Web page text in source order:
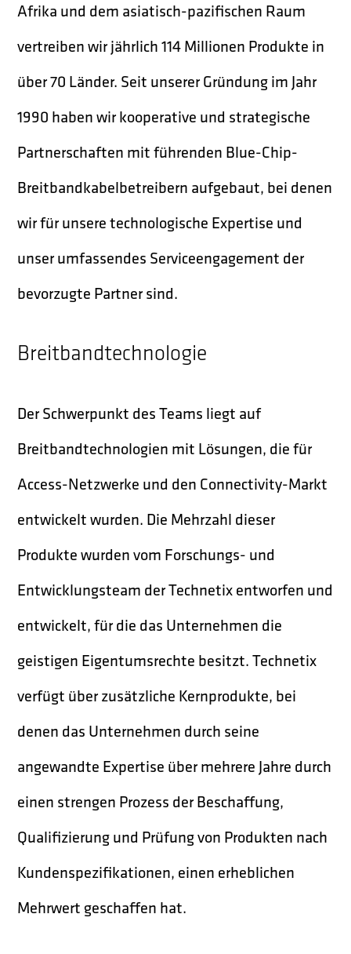
Afrika und dem asiatisch-pazifischen Raum
vertreiben wir jährlich 114 Millionen Produkte in
über 70 Länder. Seit unserer Gründung im Jahr
1990 haben wir kooperative und strategische
Partnerschaften mit führenden Blue-Chip-
Breitbandkabelbetreibern aufgebaut, bei denen
wir für unsere technologische Expertise und
unser umfassendes Serviceengagement der
bevorzugte Partner sind.
Breitbandtechnologie
Der Schwerpunkt des Teams liegt auf
Breitbandtechnologien mit Lösungen, die für
Access-Netzwerke und den Connectivity-Markt
entwickelt wurden. Die Mehrzahl dieser
Produkte wurden vom Forschungs- und
Entwicklungsteam der Technetix entworfen und
entwickelt, für die das Unternehmen die
geistigen Eigentumsrechte besitzt. Technetix
verfügt über zusätzliche Kernprodukte, bei
denen das Unternehmen durch seine
angewandte Expertise über mehrere Jahre durch
einen strengen Prozess der Beschaffung,
Qualifizierung und Prüfung von Produkten nach
Kundenspezifikationen, einen erheblichen
Mehrwert geschaffen hat.